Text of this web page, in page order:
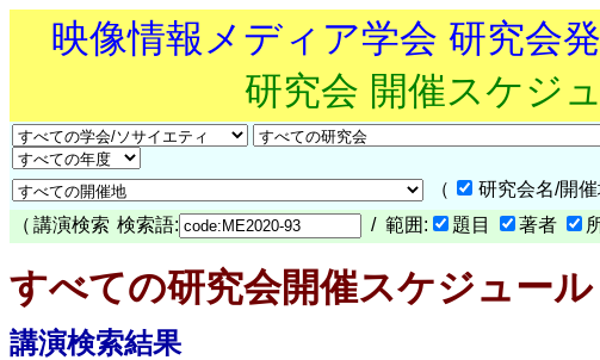
映像情報メディア学会 研究会
研究会 開催スケジ
（
研究会名/開
（ 講演検索 検索語: / 範囲: 題目 著者
すべての研究会開催スケジュール
講演検索結果